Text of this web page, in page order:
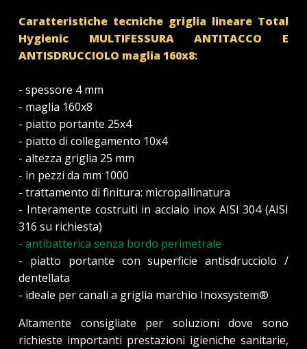
Caratteristiche tecniche griglia lineare Total
Hygienic MULTIFESSURAANTITACCO E
ANTISDRUCCIOLO maglia 160x8:
- spessore 4 mm
- maglia 160x8
- piatto portante 25x4
- piatto di collegamento 10x4
- altezza griglia 25 mm
- in pezzi da mm 1000
- trattamento di finitura: micropallinatura
- Interamente costruiti in acciaio inox AISI 304 (AISI
316 su richiesta)
- antibatterica senza bordo perimetrale
- piatto portante con superficie antisdrucciolo /
dentellata
- ideale per canali a griglia marchio Inoxsystem®
Altamente consigliate per soluzioni dove sono
richieste importanti prestazioni igieniche sanitarie,